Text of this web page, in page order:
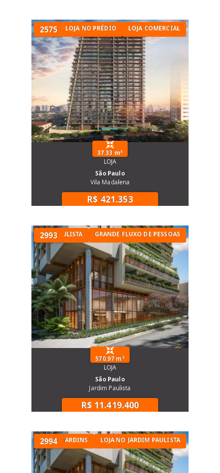
2575
LOJA A VENDA LOJA NO PRÉDIO LOJA COMERCIAL
37.33 m²
LOJA
São Paulo
Vila Madalena
R$ 421.353
2993
LOJA NO JARDIM PAULISTA GRANDE FLUXO DE PESSOAS
570.97 m²
LOJA
São Paulo
Jardim Paulista
R$ 11.419.400
2994
LOJA NO JARDINS LOJA NO JARDIM PAULISTA